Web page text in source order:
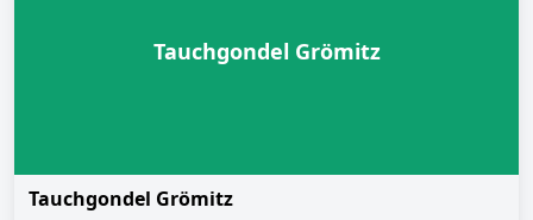
Tauchgondel Grömitz
Tauchgondel Grömitz